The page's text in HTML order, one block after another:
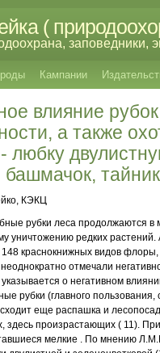
(
заповедники,
Кампании
влияние
а также
любку
башмачок,
КЭКЦ
рубки леса продолжаются в
уничтожению редких
краснокнижных видов
отмечали
о негативном
рубки (главного пользования,
еще распашка и
здесь произрастающих ( 11).
мелкие . По мнению